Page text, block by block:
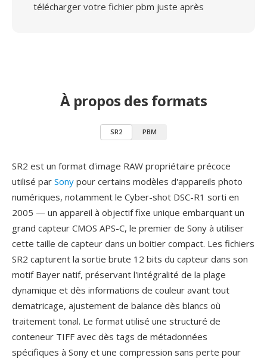
télécharger votre fichier pbm juste après
À propos des formats
SR2 PBM
SR2 est un format d'image RAW propriétaire précoce
utilisé par Sony pour certains modèles d'appareils photo
numériques, notamment le Cyber-shot DSC-R1 sorti en
2005 — un appareil à objectif fixe unique embarquant un
grand capteur CMOS APS-C, le premier de Sony à utiliser
cette taille de capteur dans un boitier compact. Les fichiers
SR2 capturent la sortie brute 12 bits du capteur dans son
motif Bayer natif, préservant l'intégralité de la plage
dynamique et dès informations de couleur avant tout
dematricage, ajustement de balance dès blancs où
traitement tonal. Le format utilisé une structuré de
conteneur TIFF avec dès tags de métadonnées
spécifiques à Sony et une compression sans perte pour